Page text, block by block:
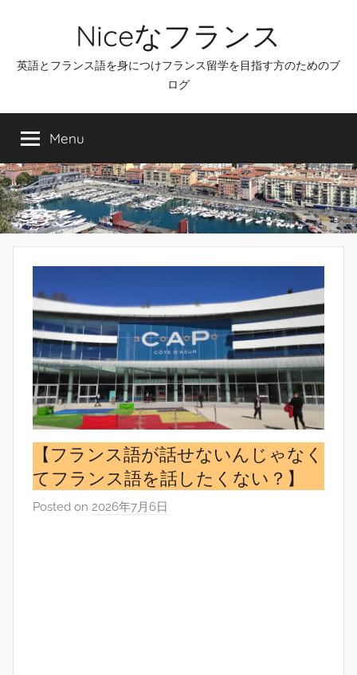
Niceなフランス
英語とフランス語を身につけフランス留学を目指す方のためのブ
ログ
Menu
【フランス語が話せないんじゃなく
てフランス語を話したくない？】
Posted on 2026年7月6日